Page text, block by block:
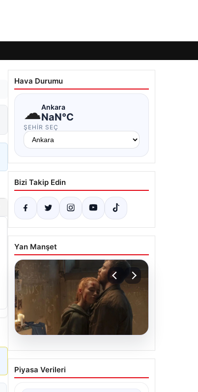
Hava Durumu
☁Ankara
NaN°C
ŞEHIR SEÇ
Bizi Takip Edin
Yan Manşet
06.08.2026
Sinemalarda bu hafta: 6
film sinemaseverlerle
Piyasa Verileri